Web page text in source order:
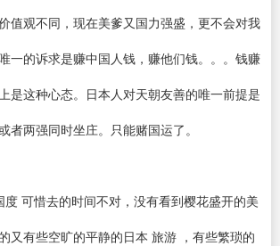
值观不同，现在美爹又国力强盛，更不会对我
一的诉求是赚中国人钱，赚他们钱。。。钱赚
是这种心态。日本人对天朝友善的唯一前提是
者两强同时坐庄。只能赌国运了。
可惜去的时间不对，没有看到樱花盛开的美
又有些空旷的平静的日本 旅游 ，有些繁琐的